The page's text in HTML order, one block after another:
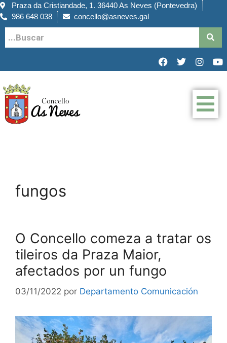
Praza da Cristiandade, 1. 36440 As Neves (Pontevedra)
986 648 038
concello@asneves.gal
fungos
O Concello comeza a tratar os
tileiros da Praza Maior,
afectados por un fungo
03/11/2022 por Departamento Comunicación